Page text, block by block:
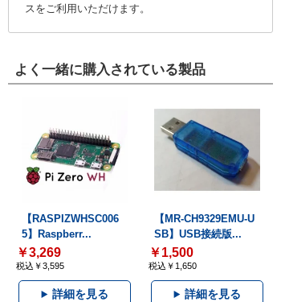
スをご利用いただけます。
よく一緒に購入されている製品
【RASPIZWHSC006
5】Raspberr...
￥3,269
税込￥3,595
詳細を見る
【MR-CH9329EMU-U
SB】USB接続版...
￥1,500
税込￥1,650
詳細を見る